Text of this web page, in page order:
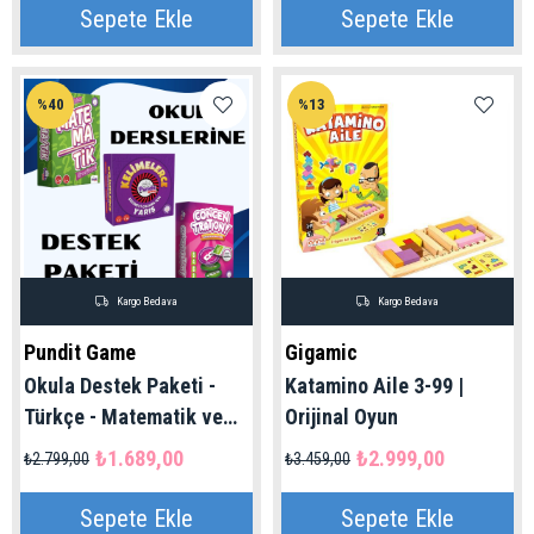
Sepete Ekle Sepete Ekle
Pundit Game
Okula Destek Paketi -
Türkçe - Matematik ve
Dikkat Gelişimi | Pundit
₺1.689,00
₺2.799,00
Sepete Ekle
%40
Kargo Bedava
Gigamic
Katamino Aile 3-99 |
Orijinal Oyun
₺2.999,00
₺3.459,00
Sepete Ekle
%13
Kargo Bedava